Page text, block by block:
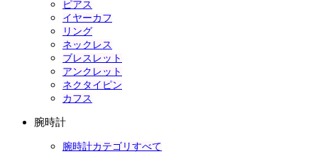
ピアス
イヤーカフ
リング
ネックレス
ブレスレット
アンクレット
ネクタイピン
カフス
腕時計
腕時計カテゴリすべて